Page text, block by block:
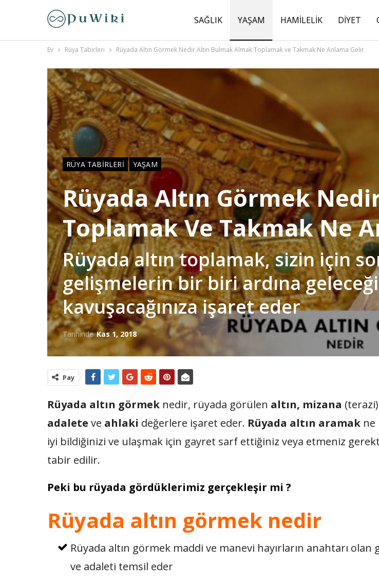
SAĞLIK YAŞAM HAMILELIK DIYET
Ev Rüya Tabirleri Rüyada Altın Görmek Nedir Altın Bulmak Almak Toplamak ve Takmak Ne Anlama Gelir
RÜYA TABIRLERI YAŞAM
Rüyada Altın Görmek
Toplamak Ve Takmak Ne
Rüyada altın toplamak, sizin için
gelişmelerin bir biri ardına
kavuşacağınıza işaret eder
TarihindeKas 1, 2018
Pay
Rüyada altın görmek nedir, rüyada görülen altın, mizana
adalete ve ahlaki değerlere işaret eder. Rüyada altın aramak ne
iyi bildiğinizi ve ulaşmak için gayret sarf ettiğiniz veya etmeniz
tabir edilir.
Peki bu rüyada gördüklerimiz gerçekleşir mi ?
Rüyada altın görmek nedir
Rüyada altın görmek maddi ve manevi hayırların anahtarı olan
ve adaleti temsil eder